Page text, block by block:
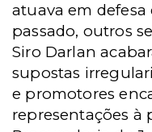
atuava em
passado, outros
Siro Darlan
supostas
e promotores
representações à